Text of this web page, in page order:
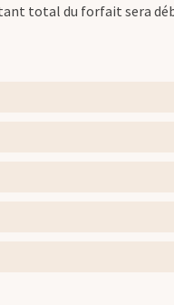
total du forfait sera